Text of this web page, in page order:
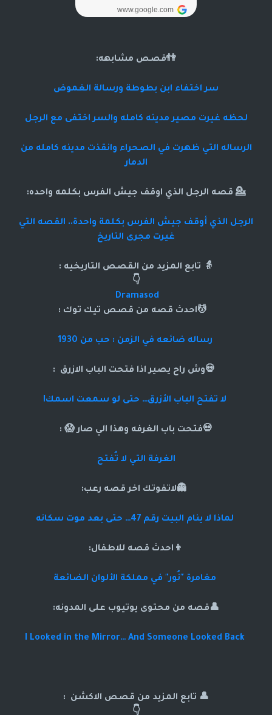
👫قصص مشابهه:
سر اختفاء ابن بطوطة ورسالة الغموض
لحظه غيرت مصير مدينه كامله والسر اختفى مع الرجل
الرساله التي ظهرت في الصحراء وانقذت مدينه كامله من
الدمار
💁 قصه الرجل الذي اوقف جيش الفرس بكلمه واحده:
الرجل الذي أوقف جيش الفرس بكلمة واحدة.. القصه التي
غيرت مجرى التاريخ
👵 تابع المزيد من القصص التاريخيه :
👇
Dramasod
💆احدث قصه من قصص تيك توك :
رساله ضائعه في الزمن : حب من 1930
💀وش راح يصير اذا فتحت الباب الازرق :
لا تفتح الباب الأزرق… حتى لو سمعت اسمك!
💀فتحت باب الغرفه وهذا الي صار 😱 :
الغرفة التي لا تُفتح
👻لاتفوتك اخر قصه رعب:
لماذا لا ينام البيت رقم 47… حتى بعد موت سكانه
👦احدث قصه للاطفال:
مغامرة "نُور" في مملكة الألوان الضائعة
👤قصه من محتوى يوتيوب على المدونه:
I Looked in the Mirror… And Someone Looked Back
👤 تابع المزيد من قصص الاكشن :
👇